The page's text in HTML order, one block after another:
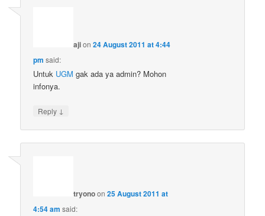
ajion24 August 2011 at 4:44
pm said:
Untuk UGM gak ada ya admin? Mohon
infonya.
Reply ↓
tryonoon25 August 2011 at
4:54 am said: